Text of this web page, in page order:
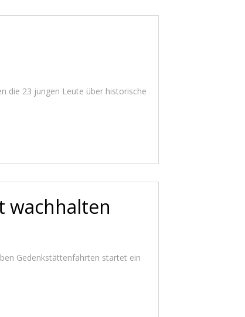
die 23 jungen Leute über historische
wachhalten
Gedenkstättenfahrten startet ein